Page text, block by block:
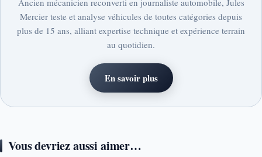
Ancien mécanicien reconverti en journaliste automobile, Jules
Mercier teste et analyse véhicules de toutes catégories depuis
plus de 15 ans, alliant expertise technique et expérience terrain
au quotidien.
En savoir plus
Vous devriez aussi aimer…